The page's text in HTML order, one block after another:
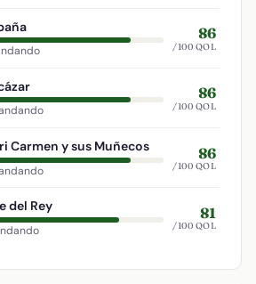
86
/100 QOL
86
/100 QOL
Carmen y sus Muñecos 86
/100 QOL
del Rey 81
/100 QOL